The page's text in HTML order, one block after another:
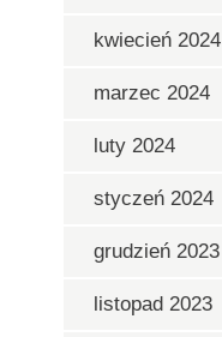
kwiecień 2024
marzec 2024
luty 2024
styczeń 2024
grudzień 2023
listopad 2023